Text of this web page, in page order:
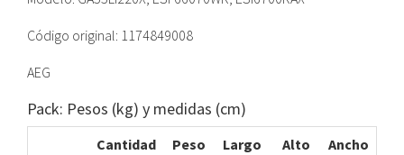
Código original: 1174849008
AEG
Pack: Pesos (kg) y medidas (cm)
Cantidad Peso Largo Alto
Ancho